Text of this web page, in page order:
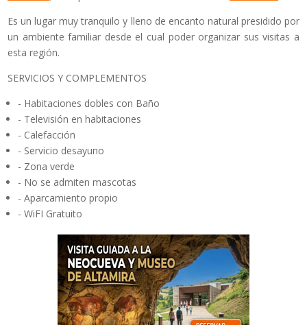
Es un lugar muy tranquilo y lleno de encanto natural presidido por
un ambiente familiar desde el cual poder organizar sus visitas a
esta región.
SERVICIOS Y COMPLEMENTOS
- Habitaciones dobles con Baño
- Televisión en habitaciones
- Calefacción
- Servicio desayuno
- Zona verde
- No se admiten mascotas
- Aparcamiento propio
- WiFI Gratuito